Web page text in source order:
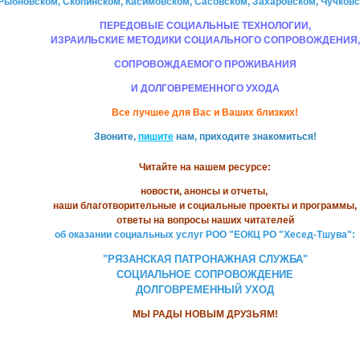
ПЕРЕДОВЫЕ СОЦИАЛЬНЫЕ ТЕХНОЛОГИИ,
ИЗРАИЛЬСКИЕ МЕТОДИКИ СОЦИАЛЬНОГО СОПРОВОЖДЕНИЯ,
СОПРОВОЖДАЕМОГО ПРОЖИВАНИЯ
И ДОЛГОВРЕМЕННОГО УХОДА
Все лучшее для Вас и Ваших близких!
Звоните, пишитенам, приходите знакомиться!
Читайте на нашем ресурсе:
новости, анонсы и отчеты,
наши благотворительные и социальные проекты и программы,
ответы на вопросы наших читателей
об оказании социальных услуг РОО "ЕОКЦ РО "Хесед-Тшува":
"РЯЗАНСКАЯ ПАТРОНАЖНАЯ СЛУЖБА"
СОЦИАЛЬНОЕ СОПРОВОЖДЕНИЕ
ДОЛГОВРЕМЕННЫЙ УХОД
МЫ РАДЫ НОВЫМ ДРУЗЬЯМ!